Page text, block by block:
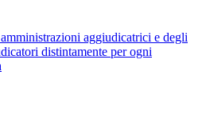
aggiudicatrici e degli
distintamente per ogni